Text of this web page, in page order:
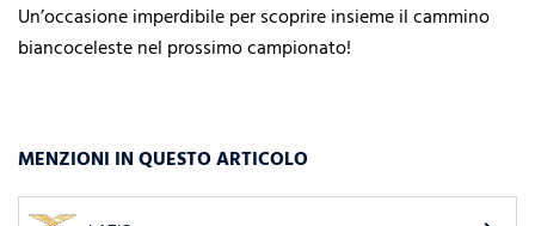
Un’occasione imperdibile per scoprire insieme il cammino
biancoceleste nel prossimo campionato!
MENZIONI IN QUESTO ARTICOLO